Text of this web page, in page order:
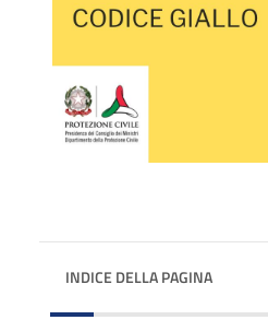
INDICE DELLA PAGINA